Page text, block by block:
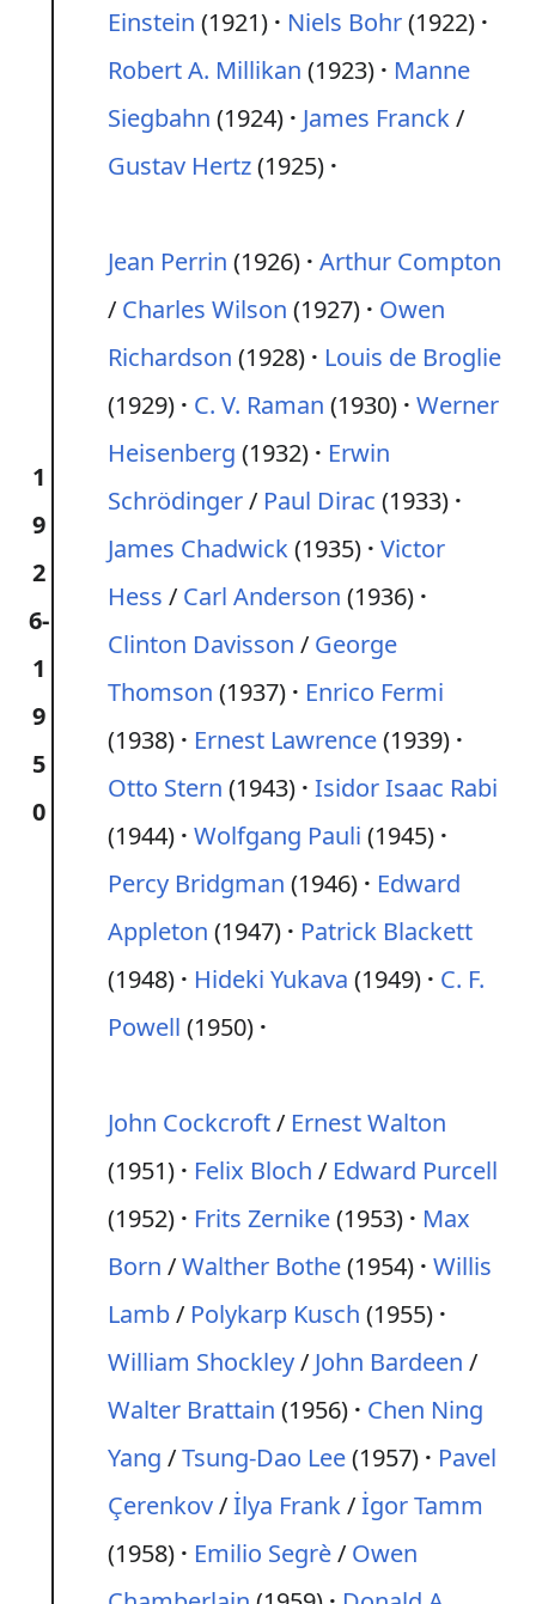
Einstein (1921) Niels Bohr(1922)
Robert A. Millikan (1923)
Manne
Siegbahn (1924) James Franck/
Gustav Hertz(1925)
1
9
2
6-
1
9
5
0
Jean Perrin (1926) Arthur Compton
/ Charles Wilson (1927)
Owen
Richardson (1928)
Louis de Broglie
(1929)
C. V. Raman (1930) Werner
Heisenberg (1932)
Erwin
Schrödinger/ Paul Dirac (1933)
James Chadwick(1935) Victor
Hess / Carl Anderson (1936)
Clinton Davisson / George
Thomson (1937)
Enrico Fermi
(1938)
Ernest Lawrence(1939)
Otto Stern (1943) Isidor Isaac Rabi
(1944) Wolfgang Pauli (1945)
Percy Bridgman (1946)
Edward
Appleton (1947)
Patrick Blackett
(1948)
Hideki Yukava (1949)
C. F.
Powell (1950)
John Cockcroft/ Ernest Walton
(1951)
Felix Bloch / Edward Purcell
(1952)
Frits Zernike(1953)
Max
Born /Walther Bothe(1954) Willis
Lamb/ Polykarp Kusch (1955)
William Shockley/ John Bardeen /
Walter Brattain (1956)
Chen Ning
Yang /Tsung-Dao Lee(1957)
Pavel
Çerenkov/İlya Frank/İgor Tamm
(1958)
Emilio Segrè/ Owen